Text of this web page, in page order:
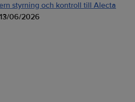
styrning och kontroll till Alecta
13/06/2026